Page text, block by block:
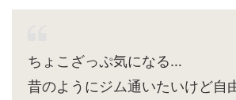
ちょこざっぷ気になる…
昔のようにジム通いたいけど自